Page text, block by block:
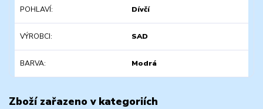
POHLAVÍ Dívčí
VÝROBCI SAD
BARVA Modrá
Zboží zařazeno v kategoriích